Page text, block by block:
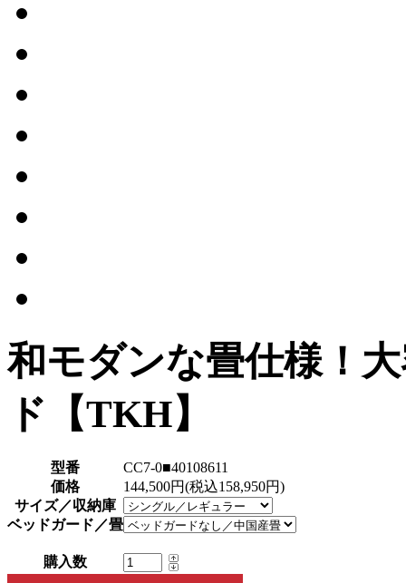
和モダンな畳仕様！
ド【TKH】
型番
CC7-0■40108611
価格
144,500円(税込158,950円)
サイズ／収納庫
ベッドガード／畳
購入数